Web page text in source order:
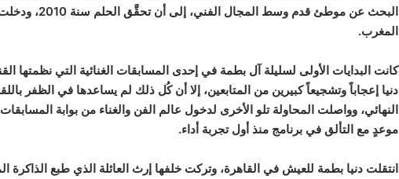
البحث عن موطئ قدم
المغرب.
كانت البدايات الأولى لسليلة آل بطمة في إحدى المسابقات الغنائية التي نظمتها
دنيا إعجاباً وتشجيعاً كبيرين من المتابعين، إلا أن كُل ذلك لم يساعدها في الظفر
موعدٍ مع التألق في برنامج منذ أول تجربة أداء.
انتقلت دنيا بطمة للعيش في القاهرة، وتركت خلفها إرث العائلة الذي طبع الذاكرة